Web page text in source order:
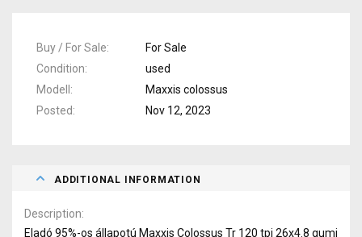
Buy / For Sale
For Sale
Condition
used
Modell
Maxxis colossus
Posted
Nov 12, 2023
ADDITIONAL INFORMATION
Description
Eladó 95%-os állapotú Maxxis Colossus Tr 120 tpi 26x4.8 gumi